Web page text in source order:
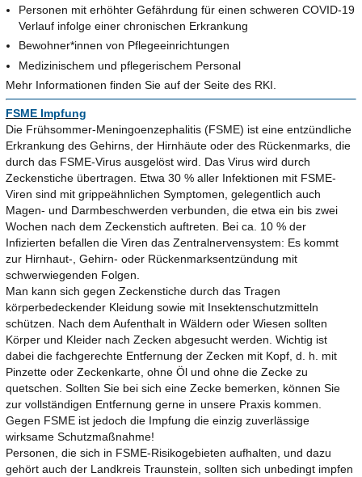
Personen mit erhöhter Gefährdung für einen schweren COVID-19
Verlauf infolge einer chronischen Erkrankung
Bewohner*innen von Pflegeeinrichtungen
Medizinischem und pflegerischem Personal
Mehr Informationen finden Sie auf der Seite des RKI.
FSME Impfung
Die Frühsommer-Meningoenzephalitis (FSME) ist eine entzündliche
Erkrankung des Gehirns, der Hirnhäute oder des Rückenmarks, die
durch das FSME-Virus ausgelöst wird. Das Virus wird durch
Zeckenstiche übertragen. Etwa 30 % aller Infektionen mit FSME-
Viren sind mit grippeähnlichen Symptomen, gelegentlich auch
Magen- und Darmbeschwerden verbunden, die etwa ein bis zwei
Wochen nach dem Zeckenstich auftreten. Bei ca. 10 % der
Infizierten befallen die Viren das Zentralnervensystem: Es kommt
zur Hirnhaut-, Gehirn- oder Rückenmarksentzündung mit
schwerwiegenden Folgen.
Man kann sich gegen Zeckenstiche durch das Tragen
körperbedeckender Kleidung sowie mit Insektenschutzmitteln
schützen. Nach dem Aufenthalt in Wäldern oder Wiesen sollten
Körper und Kleider nach Zecken abgesucht werden. Wichtig ist
dabei die fachgerechte Entfernung der Zecken mit Kopf, d. h. mit
Pinzette oder Zeckenkarte, ohne Öl und ohne die Zecke zu
quetschen. Sollten Sie bei sich eine Zecke bemerken, können Sie
zur vollständigen Entfernung gerne in unsere Praxis kommen.
Gegen FSME ist jedoch die Impfung die einzig zuverlässige
wirksame Schutzmaßnahme!
Personen, die sich in FSME-Risikogebieten aufhalten, und dazu
gehört auch der Landkreis Traunstein, sollten sich unbedingt impfen